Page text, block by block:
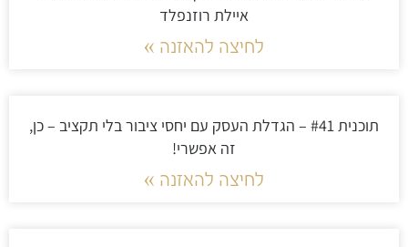
איילת רוזנפלד
לחיצה להאזנה »
תוכנית #41 – הגדלת העסק עם יחסי ציבור בלי תקציב – כן,
זה אפשרי!
לחיצה להאזנה »